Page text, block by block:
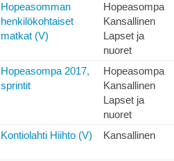
Hopeasomman
henkilökohtaiset
matkat (V)
Hopeasompa
Kansallinen
Lapset ja
nuoret
Hopeasompa 2017,
sprintit
Hopeasompa
Kansallinen
Lapset ja
nuoret
Kontiolahti Hiihto (V) Kansallinen